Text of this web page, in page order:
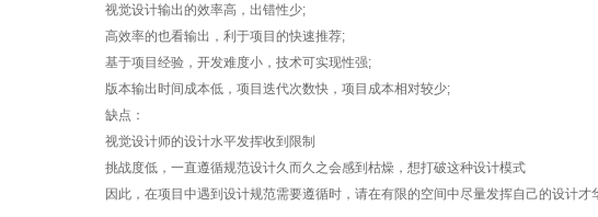
视觉设计输出的效率高，出错性少;
高效率的也看输出，利于项目的快速推荐;
基于项目经验，开发难度小，技术可实现性强;
版本输出时间成本低，项目迭代次数快，项目成本相对较少;
缺点：
视觉设计师的设计水平发挥收到限制
挑战度低，一直遵循规范设计久而久之会感到枯燥，想打破这种设计模式
因此，在项目中遇到设计规范需要遵循时，请在有限的空间中尽量发挥自己的设计才